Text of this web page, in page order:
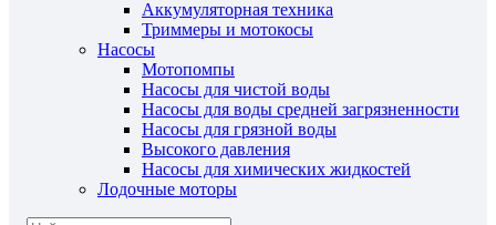
Аккумуляторная техника
Триммеры и мотокосы
Насосы
Мотопомпы
Насосы для чистой воды
Насосы для воды средней загрязненности
Насосы для грязной воды
Высокого давления
Насосы для химических жидкостей
Лодочные моторы